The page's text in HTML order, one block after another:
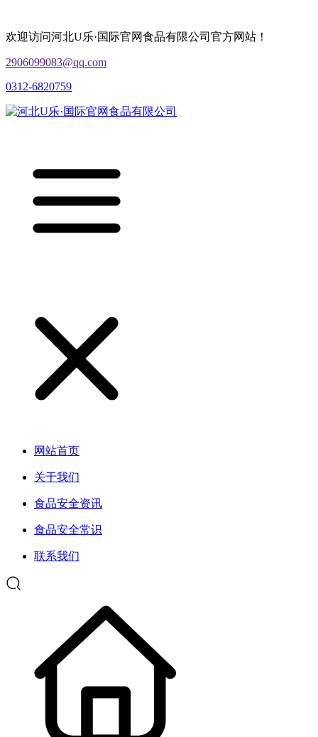
欢迎访问河北U乐·国际官网食品有限公司官方网站！
2906099083@qq.com
0312-6820759
网站首页
关于我们
食品安全资讯
食品安全常识
联系我们